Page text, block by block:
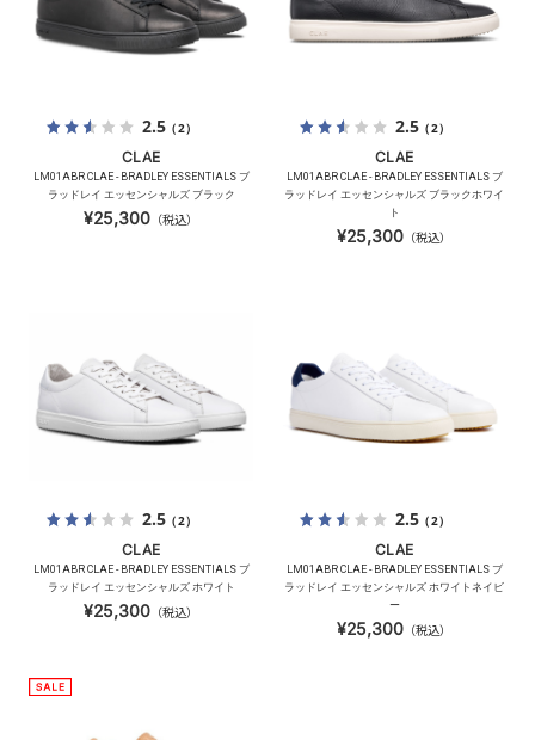
2.5（2）
CLAE
LM01ABR CLAE - BRADLEY ESSENTIALS ブ
ラッドレイ エッセンシャルズ ブラック
¥25,300 （税込）
2.5（2）
CLAE
LM01ABR CLAE - BRADLEY ESSENTIALS ブ
ラッドレイ エッセンシャルズ ブラックホワイ
ト
¥25,300 （税込）
2.5（2）
CLAE
LM01ABR CLAE - BRADLEY ESSENTIALS ブ
ラッドレイ エッセンシャルズ ホワイト
¥25,300 （税込）
2.5（2）
CLAE
LM01ABR CLAE - BRADLEY ESSENTIALS ブ
ラッドレイ エッセンシャルズ ホワイトネイビ
ー
¥25,300 （税込）